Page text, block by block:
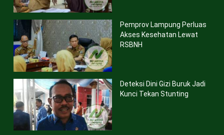
Pemprov Lampung Perluas
Akses Kesehatan Lewat
RSBNH
Deteksi Dini Gizi Buruk Jadi
Kunci Tekan Stunting